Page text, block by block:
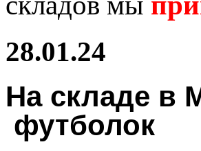
28.01.24
На складе
футболок